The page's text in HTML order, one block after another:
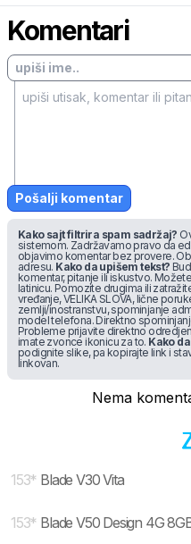
Komentari
Pošalji komentar
Kako sajt filtrira spam sadržaj?
sistemom. Zadržavamo pravo da
objavimo komentar bez provere.
adresu. Kako da upišem tekst?
komentar, pitanje ili iskustvo.
latinicu. Pomozite drugima ili
vređanje, VELIKA SLOVA, lične
zemlji/inostranstvu, spominjanje
model telefona. Direktno
Probleme prijavite direktno
imate zvonce ikonicu za to. Kako
podignite slike, pa kopirajte link i
linkovan.
Nema
153* Blade V30 Vita
153* Blade V50 Design 4G